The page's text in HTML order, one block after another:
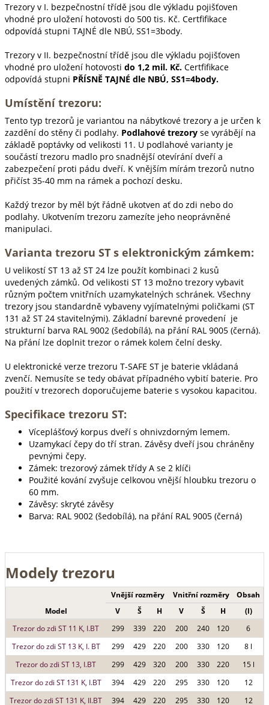
Trezory v I. bezpečnostní třídě jsou dle výkladu pojišťoven
vhodné pro uložení hotovosti do 500 tis. Kč. Certfifikace
odpovídá stupni TAJNÉ dle NBÚ, SS1=3body.
Trezory v II. bezpečnostní třídě jsou dle výkladu pojišťoven
vhodné pro uložení hotovosti do 1,2 mil. Kč. Certfifikace
odpovídá stupni PŘÍSNĚ TAJNÉ dle NBÚ, SS1=4body.
Umístění trezoru:
Tento typ trezorů je variantou na nábytkové trezory a je určen k
zazdění do stěny či podlahy. Podlahové trezory se vyrábějí na
základě poptávky od velikosti 11. U podlahové varianty je
součástí trezoru madlo pro snadnější otevírání dveří a
zabezpečení proti pádu dveří. K vnějším mírám trezorů nutno
přičíst 35-40 mm na rámek a pochozí desku.
Každý trezor by měl být řádně ukotven ať do zdi nebo do
podlahy. Ukotvením trezoru zamezíte jeho neoprávněné
manipulaci.
Varianta trezoru ST s elektronickým zámkem:
U velikostí ST 13 až ST 24 lze použít kombinaci 2 kusů
uvedených zámků. Od velikosti ST 13 možno trezory vybavit
různým počtem vnitřních uzamykatelných schránek. Všechny
trezory jsou standardně vybaveny vyjímatelnými poličkami (ST
131 až ST 24 stavitelnými). Základní barevné provedení je
strukturní barva RAL 9002 (šedobílá), na přání RAL 9005 (černá).
Na přání lze doplnit trezor o rámek kolem čelní desky.
U elektronické verze trezoru T-SAFE ST je baterie vkládaná
zvenčí. Nemusíte se tedy obávat případného vybití baterie. Pro
použití v trezorech doporučujeme baterie s vysokou kapacitou.
Specifikace trezoru ST:
Víceplášťový korpus dveří s ohnivzdorným lemem.
Uzamykací čepy do tří stran. Závěsy dveří jsou chráněny
pevnými čepy.
Zámek: trezorový zámek třídy A se 2 klíči
Použité kování zvyšuje celkovou vnější hloubku trezoru o
60 mm.
Závěsy: skryté závěsy
Barva: RAL 9002 (šedobílá), na přání RAL 9005 (černá)
Modely trezoru
Model
Vnější rozměry Vnitřní rozměry Obsah
V
Š H V Š H
(l)
Trezor do zdi ST 11 K, I.BT
299 339 220 200 240 120
6
Trezor do zdi ST 13 K, I. BT
299 429 220 200 330 120
8 l
Trezor do zdi ST 13, I.BT
299 429 320 200 330 220
15 l
Trezor do zdi ST 131 K, I.BT
394 429 220 295 330 120
12
Trezor do zdi ST 131 K, II.BT
394 429 220 295 330 120 12